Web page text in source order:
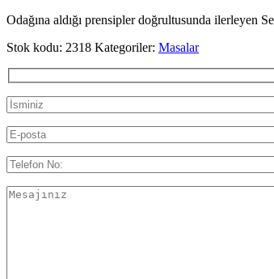
Odağına aldığı prensipler doğrultusunda ilerleyen
Stok kodu: 2318 Kategoriler: Masalar